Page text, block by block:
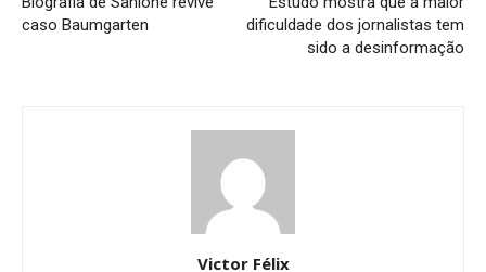
caso Baumgarten
dificuldade dos jornalistas tem
sido a desinformação
Victor Félix